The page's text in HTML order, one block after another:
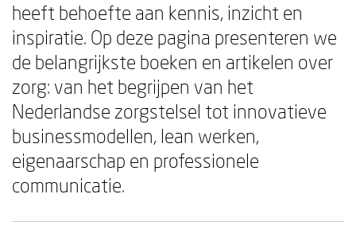
heeft behoefte aan kennis, inzicht en
inspiratie. Op deze pagina presenteren we
de belangrijkste boeken en artikelen over
zorg: van het begrijpen van het
Nederlandse zorgstelsel tot innovatieve
businessmodellen, lean werken,
eigenaarschap en professionele
communicatie.